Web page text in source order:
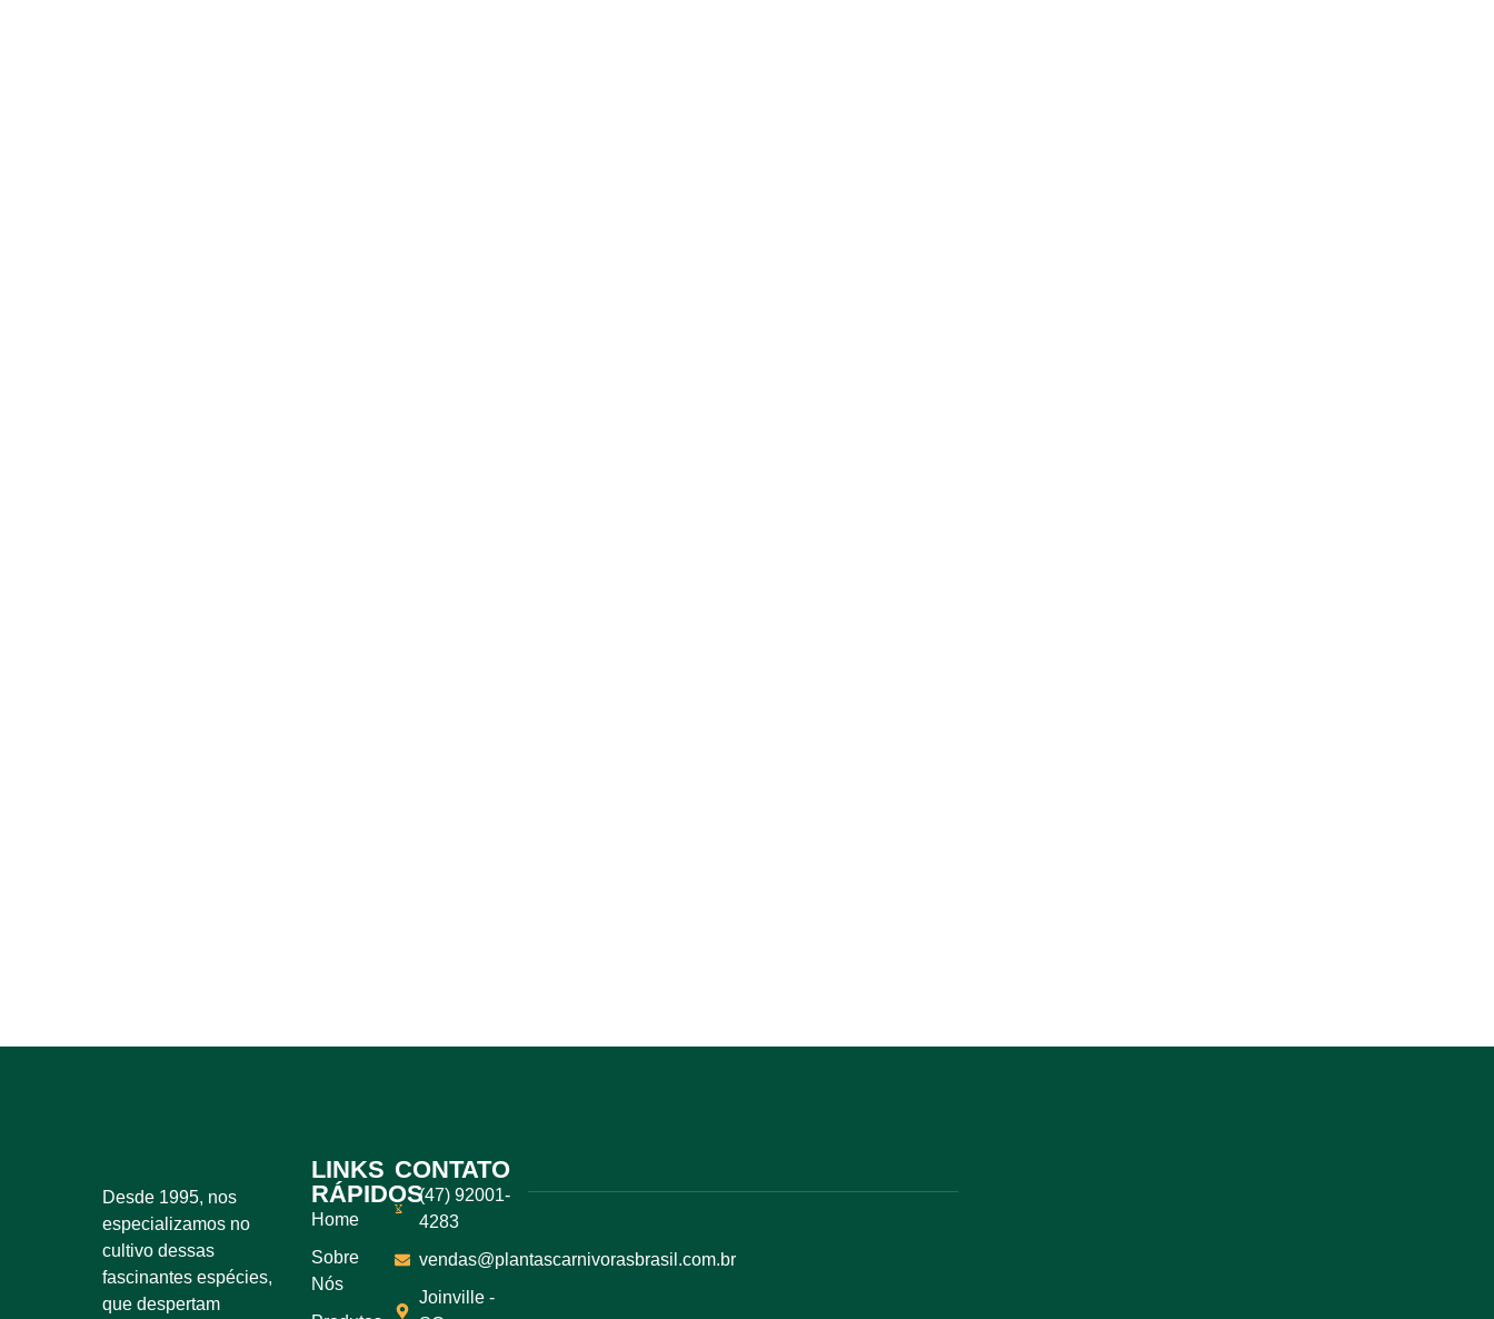
Desde 1995, nos
especializamos no
cultivo dessas
fascinantes espécies,
que despertam
LINKS
RÁPIDOS
Home
Sobre
Nós
CONTATO
(47) 92001-
4283
vendas@plantascarnivorasbrasil.com.br
Joinville -